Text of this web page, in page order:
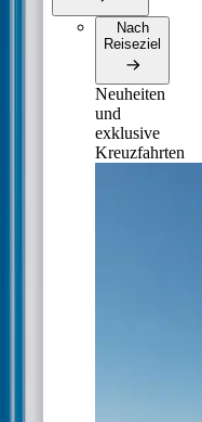
Nach
Reiseziel
Neuheiten
und
exklusive
Kreuzfahrten